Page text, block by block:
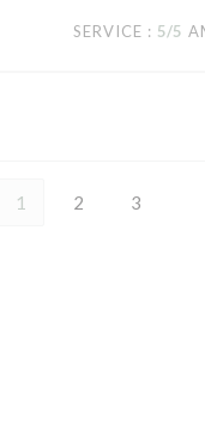
SERVICE : 5/5
1 2 3